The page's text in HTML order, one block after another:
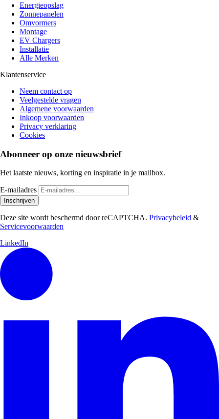
Energieopslag
Zonnepanelen
Omvormers
Montage
EV Chargers
Installatie
Alle Merken
Klantenservice
Neem contact op
Veelgestelde vragen
Algemene voorwaarden
Inkoop voorwaarden
Privacy verklaring
Cookies
Abonneer op onze nieuwsbrief
Het laatste nieuws, korting en inspiratie in je mailbox.
E-mailadres
Inschrijven
Deze site wordt beschermd door reCAPTCHA. Privacybeleid &
Servicevoorwaarden
LinkedIn